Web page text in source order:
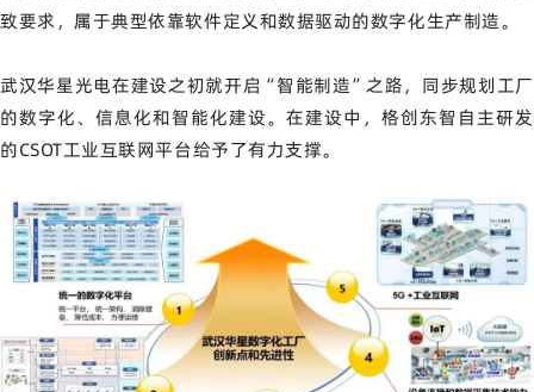
致要求，属于典型依靠软件定义和数据驱动的数字化生产制造。
武汉华星光电在建设之初就开启“智能制造”之路，同步规划工厂
的数字化、信息化和智能化建设。在建设中，格创东智自主研发
的CSOT工业互联网平台给予了有力支撑。